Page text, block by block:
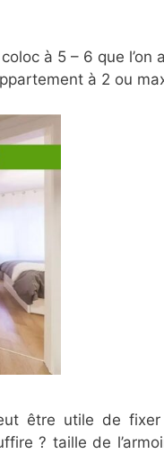
à 5 – 6 que l’on
à 2 ou
être utile de
? taille de